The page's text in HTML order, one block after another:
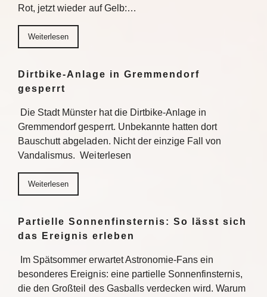
Rot, jetzt wieder auf Gelb:…
Weiterlesen
Dirtbike-Anlage in Gremmendorf
gesperrt
Die Stadt Münster hat die Dirtbike-Anlage in
Gremmendorf gesperrt. Unbekannte hatten dort
Bauschutt abgeladen. Nicht der einzige Fall von
Vandalismus. Weiterlesen
Weiterlesen
Partielle Sonnenfinsternis: So lässt sich
das Ereignis erleben
Im Spätsommer erwartet Astronomie-Fans ein
besonderes Ereignis: eine partielle Sonnenfinsternis,
die den Großteil des Gasballs verdecken wird. Warum